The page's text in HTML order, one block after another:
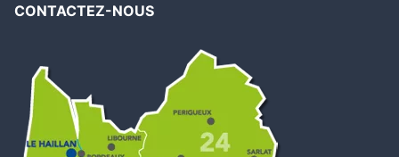
CONTACTEZ-NOUS